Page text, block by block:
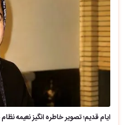
ایام قدیم؛ تصویر خاطره انگیز